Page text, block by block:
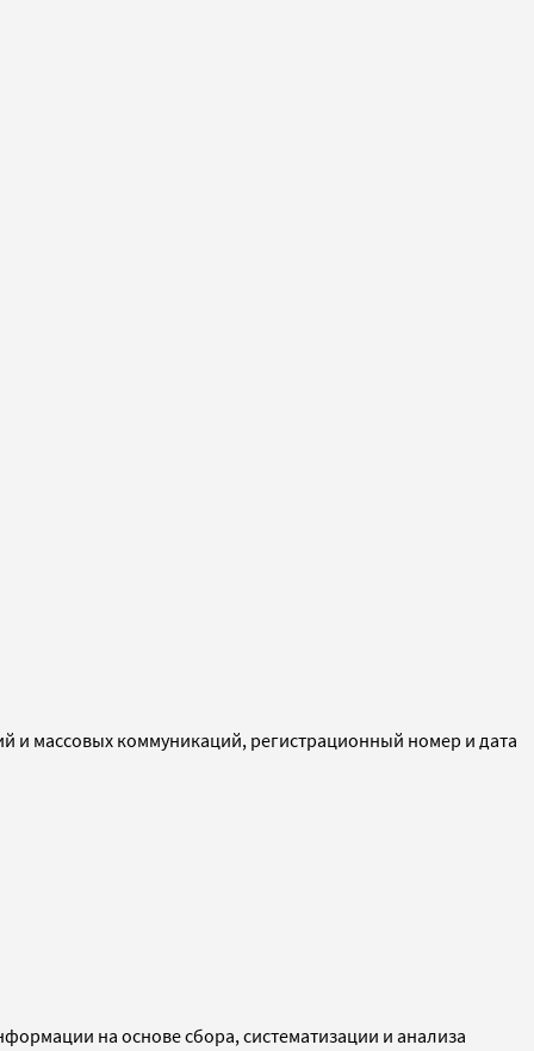
и массовых коммуникаций, регистрационный номер и дата
на основе сбора, систематизации и анализа